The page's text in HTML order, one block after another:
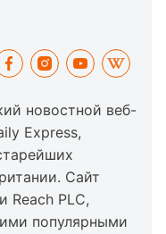
новостной веб-
Express,
Сайт
Reach PLC,
популярными